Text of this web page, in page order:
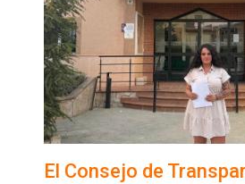
El Consejo de